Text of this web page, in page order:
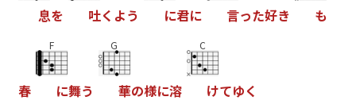
息を 吐く よう に君に 言った好き も
春
F
に舞う
G
華の様に溶
C
けてゆく